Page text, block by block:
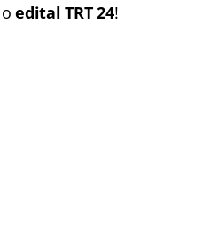
oedital TRT 24!